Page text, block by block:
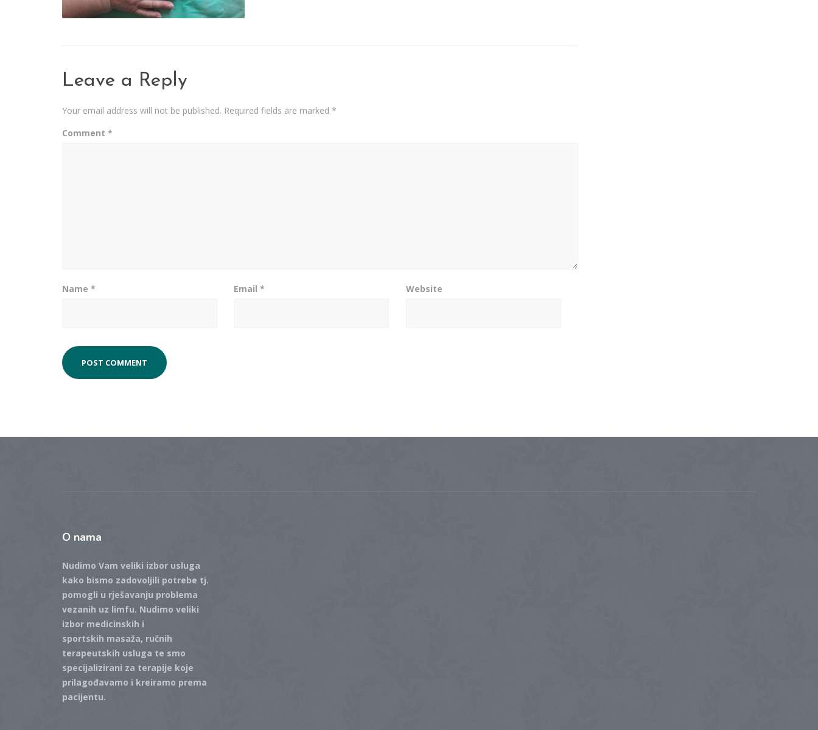
Leave a Reply
Your email address will not be published. Required fields are marked *
Comment *
Name * Email* Website
O nama
Nudimo Vam veliki izbor usluga
kako bismo zadovoljili potrebe tj.
pomogli u rješavanju problema
vezanih uz limfu. Nudimo veliki
izbor medicinskih i
sportskih masaža, ručnih
terapeutskih usluga te smo
specijalizirani za terapije koje
prilagođavamo i kreiramo prema
pacijentu.